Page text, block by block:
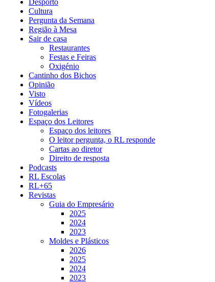
Cultura
Pergunta da Semana
Região à Mesa
Sair de casa
Restaurantes
Festas e Feiras
Oxigénio
Cantinho dos Bichos
Opinião
Visto
Vídeos
Fotogalerias
Espaço dos Leitores
Espaço dos leitores
O leitor pergunta, o RL responde
Cartas ao diretor
Direito de resposta
Podcasts
RL Escolas
RL+65
Revistas
Guia do Empresário
2025
2024
2023
Moldes e Plásticos
2026
2025
2024
2023